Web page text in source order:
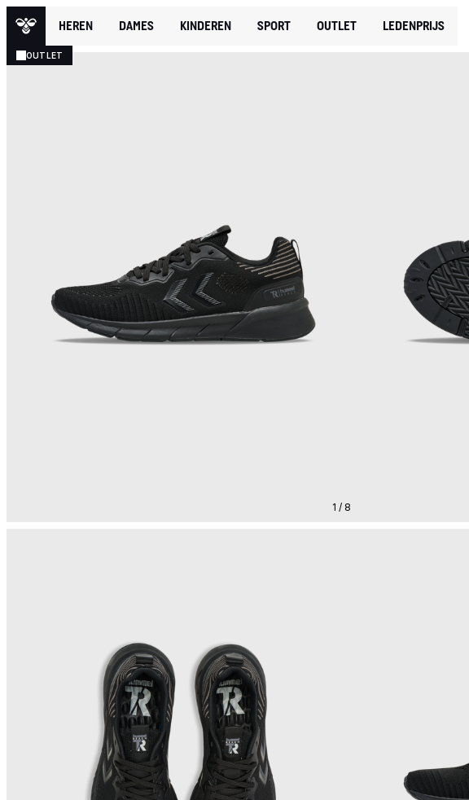
HEREN DAMES KINDEREN SPORT OUTLET LEDENPRIJS
OUTLET
1 / 8